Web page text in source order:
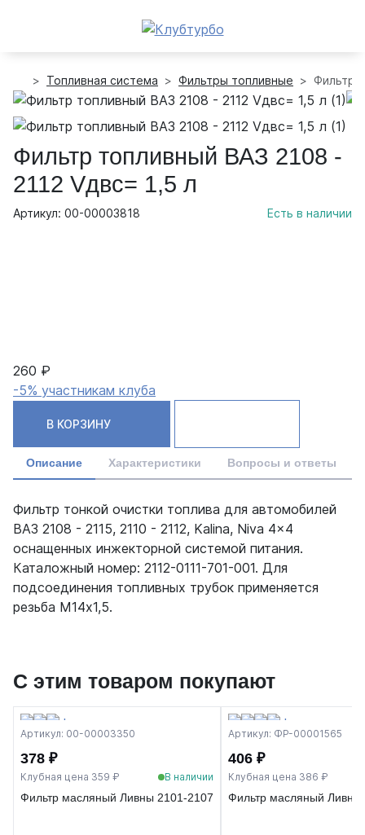
Топливная система Фильтры топливные Фильтр
Фильтр топливный ВАЗ 2108 -
2112 Vдвс= 1,5 л
Артикул: 00-00003818 Есть в наличии
260 ₽
-5% участникам клуба
В КОРЗИНУ
Описание Характеристики Вопросы и ответы
Фильтр тонкой очистки топлива для автомобилей
ВАЗ 2108 - 2115, 2110 - 2112, Kalina, Niva 4x4
оснащенных инжекторной системой питания.
Каталожный номер: 2112-0111-701-001. Для
подсоединения топливных трубок применяется
резьба М14х1,5.
С этим товаром покупают
Артикул: 00-00003350
378 ₽
Клубная цена 359 ₽ В наличии
Фильтр масляный Ливны 2101-2107
Артикул: ФР-00001565
406 ₽
Клубная цена 386 ₽
Фильтр масляный Ливны